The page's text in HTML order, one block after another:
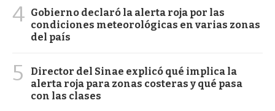
4 Gobierno declaró la alerta roja por las
condiciones meteorológicas en varias zonas
del país
5
Director del Sinae explicó qué implica la
alerta roja para zonas costeras y qué pasa
con las clases